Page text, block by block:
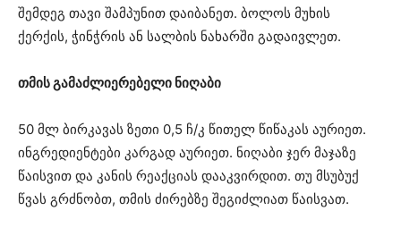
შემდეგ თავი შამპუნით დაიბანეთ. ბოლოს მუხის
ქერქის, ჭინჭრის ან სალბის ნახარში გადაივლეთ.
თმის გამაძლიერებელი ნიღაბი
50 მლ ბირკავას ზეთი 0,5 ჩ/კ წითელ წიწაკას აურიეთ.
ინგრედიენტები კარგად აურიეთ. ნიღაბი ჯერ მაჯაზე
წაისვით და კანის რეაქციას დააკვირდით. თუ მსუბუქ
წვას გრძნობთ, თმის ძირებზე შეგიძლიათ წაისვათ.